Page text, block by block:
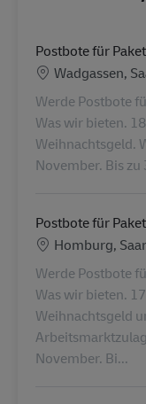
Postbote für
Lokalizacja
Wadgassen,
Werde Postbote
Was wir bieten.
Weihnachtsgeld.
November. Bis
Postbote für
Lokalizacja
Homburg,
Werde Postbote
Was wir bieten.
Weihnachtsgeld
November. Bi...